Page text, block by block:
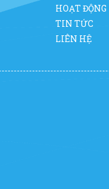
HOẠT ĐỘNG
TIN TỨC
LIÊN HỆ